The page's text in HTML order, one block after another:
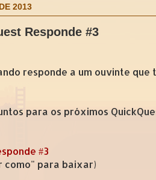
2013
Responde #3
responde a um ouvinte
para os próximos
#3
como" para baixar)